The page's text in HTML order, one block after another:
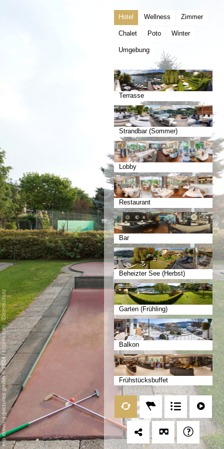
Hotel Wellness Zimmer
Chalet Poto Winter
Umgebung
Terrasse
Strandbar (Sommer)
Lobby
Restaurant
Bar
Beheizter See (Herbst)
Garten (Frühling)
Balkon
Frühstücksbuffet
Frühstücksterrasse
mp moving-pictures gmbh © 2024
/
Impressum
-
Datenschutz